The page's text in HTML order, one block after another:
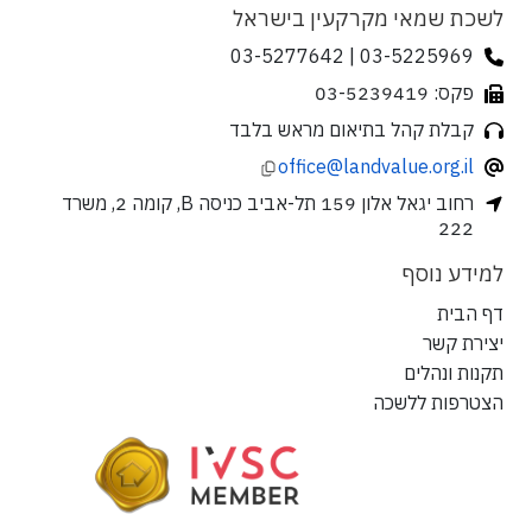
לשכת שמאי מקרקעין בישראל
03-5225969 | 03-5277642
פקס: 03-5239419
קבלת קהל בתיאום מראש בלבד
office@landvalue.org.il
רחוב יגאל אלון 159 תל-אביב כניסה B, קומה 2, משרד
222
למידע נוסף
דף הבית
יצירת קשר
תקנות ונהלים
הצטרפות ללשכה